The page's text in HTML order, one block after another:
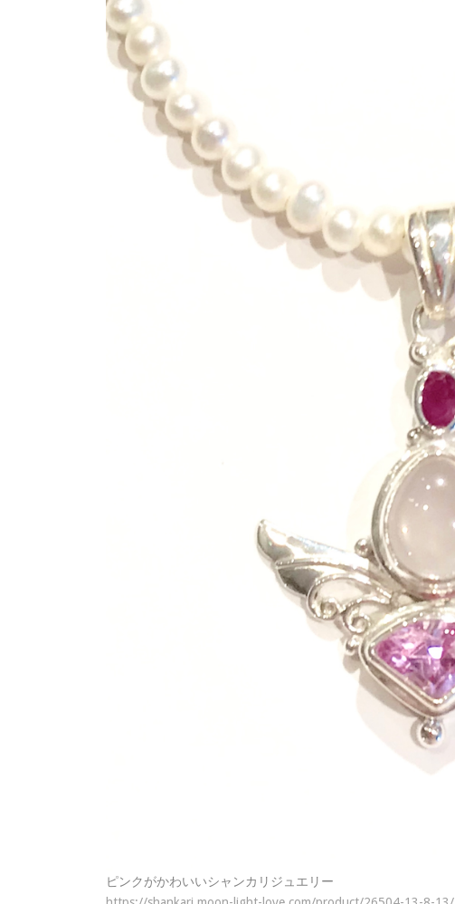
ピンクがかわいいシャンカリジュエリー